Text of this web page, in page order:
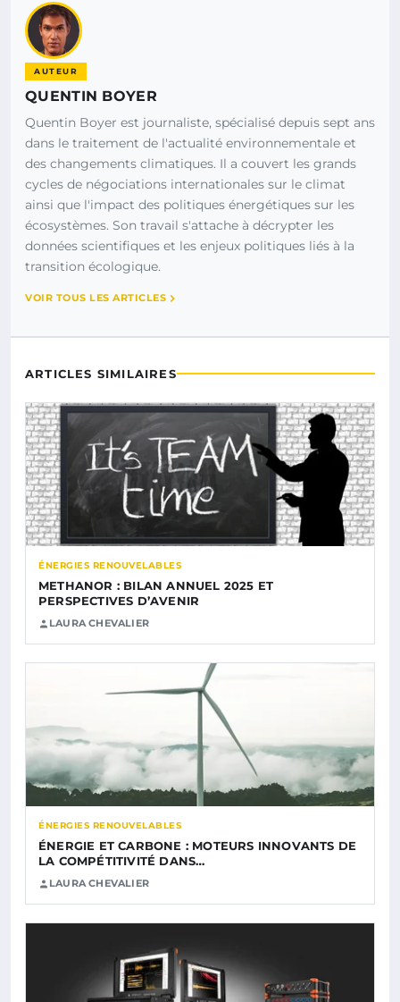
AUTEUR
QUENTIN BOYER
Quentin Boyer est journaliste, spécialisé depuis sept ans
dans le traitement de l'actualité environnementale et
des changements climatiques. Il a couvert les grands
cycles de négociations internationales sur le climat
ainsi que l'impact des politiques énergétiques sur les
écosystèmes. Son travail s'attache à décrypter les
données scientifiques et les enjeux politiques liés à la
transition écologique.
VOIR TOUS LES ARTICLES
ARTICLES SIMILAIRES
ÉNERGIES RENOUVELABLES
METHANOR : BILAN ANNUEL 2025 ET
PERSPECTIVES D’AVENIR
LAURA CHEVALIER
ÉNERGIES RENOUVELABLES
ÉNERGIE ET CARBONE : MOTEURS INNOVANTS DE
LA COMPÉTITIVITÉ DANS…
LAURA CHEVALIER